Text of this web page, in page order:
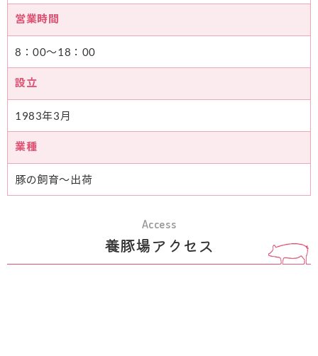
営業時間
8：00～18：00
設立
1983年3月
業種
豚の飼育～出荷
Access
養豚場アクセス